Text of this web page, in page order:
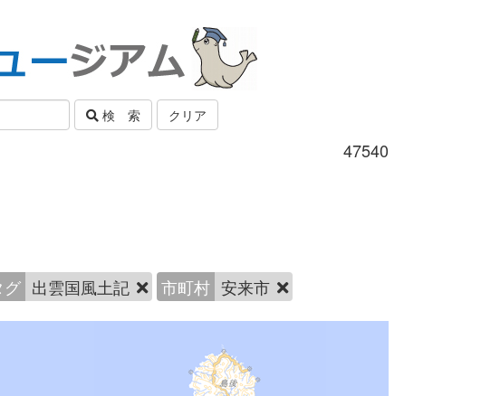
検 索 クリア
47540
グ 出雲国風土記 市町村 安来市